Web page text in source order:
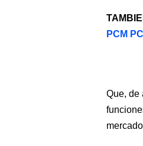
PCM
Que, de